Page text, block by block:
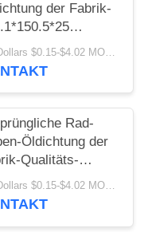
der Fabrik-
auf Conmet
No 10045883
US Dollars $0.15-$4.02 MOQ:20 Teile
Rad-
Öldichtung der
Qualitäts-
für
Conmet-
US Dollars $0.15-$4.02 MOQ:20 Teile